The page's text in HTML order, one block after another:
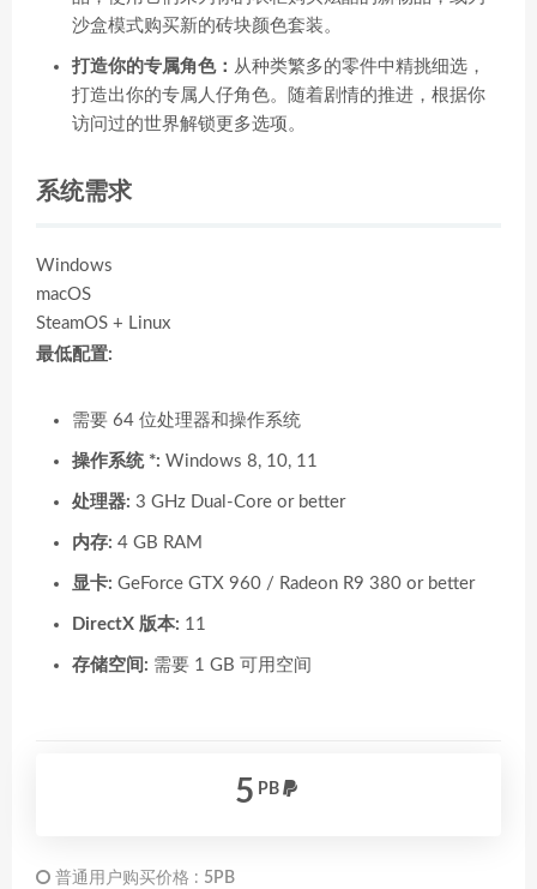
沙盒模式购买新的砖块颜色套装。
打造你的专属角色： 从种类繁多的零件中精挑细选，
打造出你的专属人仔角色。随着剧情的推进，根据你
访问过的世界解锁更多选项。
系统需求
Windows
macOS
SteamOS + Linux
最低配置:
需要 64 位处理器和操作系统
操作系统 *: Windows 8, 10, 11
处理器: 3 GHz Dual-Core or better
内存: 4 GB RAM
显卡: GeForce GTX 960 / Radeon R9 380 or better
DirectX 版本: 11
存储空间: 需要 1 GB 可用空间
5 PB
普通用户购买价格 : 5PB